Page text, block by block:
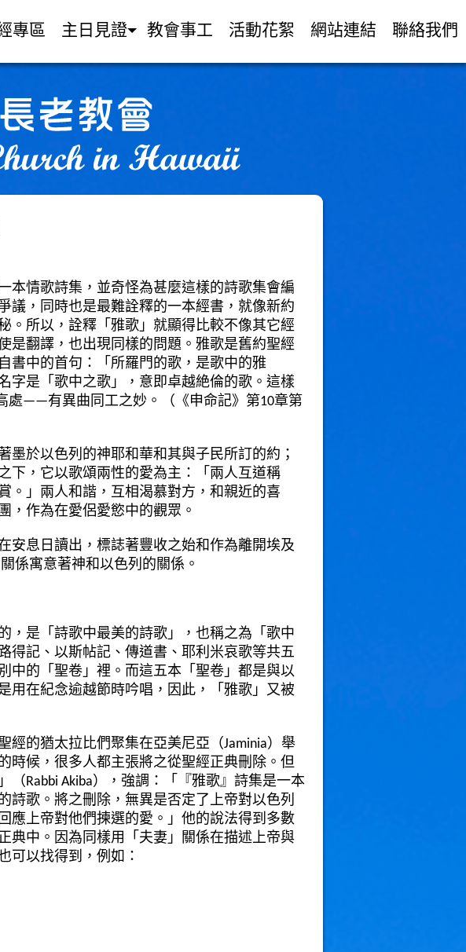
專區 主日見證 教會事工 活動花絮 網站連結 聯絡我們
本情歌詩集，並奇怪為甚麼這樣的詩歌集會編
議，同時也是最難詮釋的一本經書，就像新約
。所以，詮釋「雅歌」就顯得比較不像其它經
是翻譯，也出現同樣的問題。雅歌是舊約聖經
書中的首句：「所羅門的歌，是歌中的雅
字是「歌中之歌」，意即卓越絶倫的歌。這樣
——有異曲同工之妙。（《申命記》第10章第
墨於以色列的神耶和華和其與子民所訂的約；
下，它以歌頌兩性的愛為主：「兩人互道稱
。」兩人和諧，互相渴慕對方，和親近的喜
，作為在愛侶愛慾中的觀眾。
安息日讀出，標誌著豐收之始和作為離開埃及
係寓意著神和以色列的關係。
，是「詩歌中最美的詩歌」，也稱之為「歌中
得記、以斯帖記、傳道書、耶利米哀歌等共五
中的「聖卷」裡。而這五本「聖卷」都是與以
用在紀念逾越節時吟唱，因此，「雅歌」又被
經的猶太拉比們聚集在亞美尼亞（Jaminia）舉
時候，很多人都主張將之從聖經正典刪除。但
Rabbi Akiba），強調：「『雅歌』詩集是一本
詩歌。將之刪除，無異是否定了上帝對以色列
應上帝對他們揀選的愛。」他的說法得到多數
典中。因為同樣用「夫妻」關係在描述上帝與
可以找得到，例如：